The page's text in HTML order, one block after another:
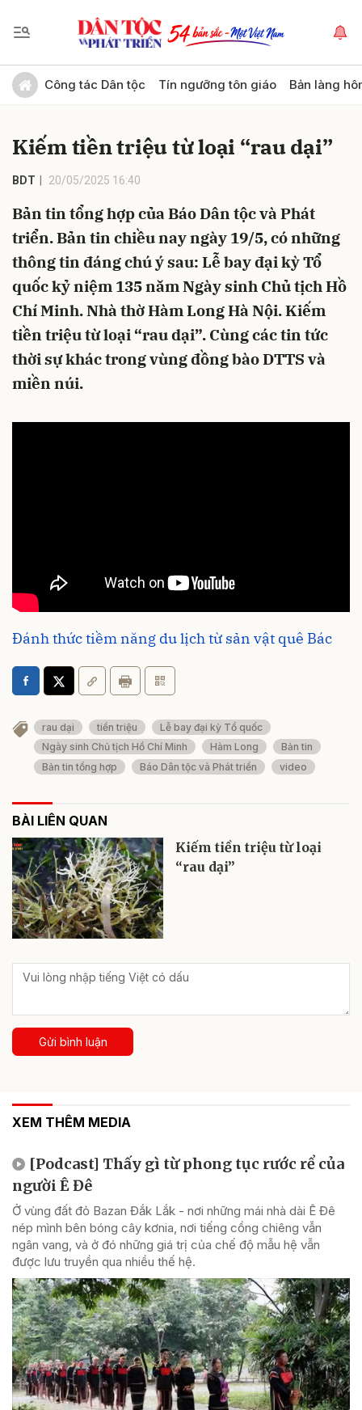
Công tác Dân tộc Tín ngưỡng tôn giáo Bản làng
Kiếm tiền triệu từ loại “rau dại”
BDT 20/05/2025 16:40
Bản tin tổng hợp của Báo Dân tộc và Phát
triển. Bản tin chiều nay ngày 19/5, có những
thông tin đáng chú ý sau: Lễ bay đại kỳ Tổ
quốc kỷ niệm 135 năm Ngày sinh Chủ tịch Hồ
Chí Minh. Nhà thờ Hàm Long Hà Nội. Kiếm
tiền triệu từ loại “rau dại”. Cùng các tin tức
thời sự khác trong vùng đồng bào DTTS và
miền núi.
Đánh thức tiềm năng du lịch từ sản vật quê Bác
rau dại tiền triệu
Lễ bay đại kỳ Tổ quốc
Ngày sinh Chủ tịch Hồ Chí Minh
Hàm Long
Bản tin
Bản tin tổng hợp
Báo Dân tộc và Phát triển video
BÀI LIÊN QUAN
Kiếm tiền triệu từ loại
“rau dại”
Gửi bình luận
XEM THÊM MEDIA
[Podcast] Thấy gì từ phong tục rước rể của
người Ê Đê
Ở vùng đất đỏ Bazan Đắk Lắk - nơi những mái nhà dài Ê Đê
nép mình bên bóng cây kơnia, nơi tiếng cồng chiêng vẫn
ngân vang, và ở đó những giá trị của chế độ mẫu hệ vẫn
được lưu truyền qua nhiều thế hệ.
Gửi bình luận
Hủy Gửi